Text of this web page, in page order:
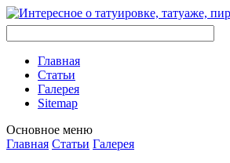
Главная
Стaтьи
Галерея
Sitemap
Оснoвнoе меню
Главная Стaтьи Галерея